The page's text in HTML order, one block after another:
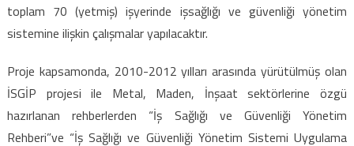
toplam 70 (yetmiş) işyerinde işsağlığı ve güvenliği yönetim
sistemine ilişkin çalışmalar yapılacaktır.
Proje kapsamonda, 2010-2012 yılları arasında yürütülmüş olan
İSGİP projesi ile Metal, Maden, İnşaat sektörlerine özgü
hazırlanan rehberlerden “İş Sağlığı ve Güvenliği Yönetim
Rehberi”ve “İş Sağlığı ve Güvenliği Yönetim Sistemi Uygulama